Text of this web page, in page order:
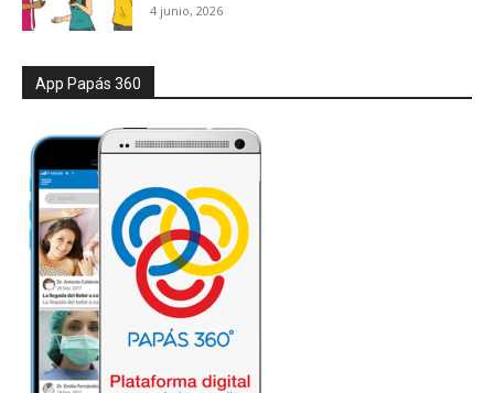
4 junio, 2026
App Papás 360